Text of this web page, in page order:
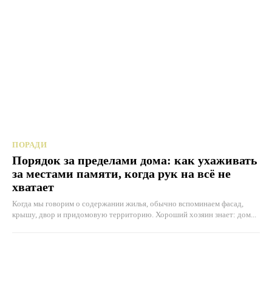
ПОРАДИ
Порядок за пределами дома: как ухаживать
за местами памяти, когда рук на всё не
хватает
Когда мы говорим о содержании жилья, обычно вспоминаем фасад,
крышу, двор и придомовую территорию. Хороший хозяин знает: дом...